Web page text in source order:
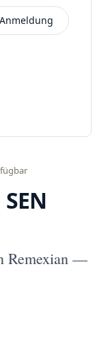
Remexian —